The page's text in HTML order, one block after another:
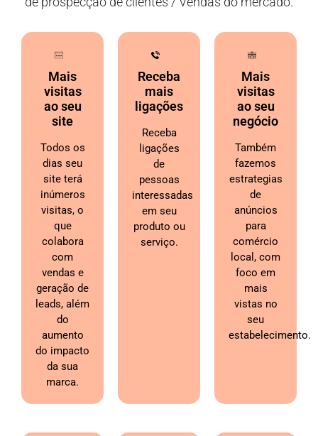
Mais
visitas
ao seu
site
Todos os
dias seu
site terá
inúmeros
visitas, o
que
colabora
com
vendas e
geração de
leads, além
do
aumento
do impacto
da sua
marca.
Receba
mais
ligações
Receba
ligações
de
pessoas
interessadas
em seu
produto ou
serviço.
Mais
visitas
ao seu
negócio
Também
fazemos
estrategias
de
anúncios
para
comércio
local, com
foco em
mais
vistas no
seu
estabelecimento.